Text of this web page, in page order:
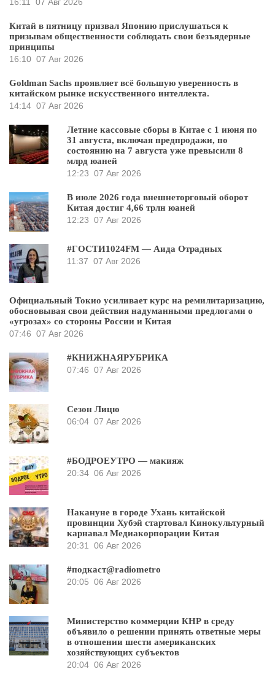
16:11 07 Авг 2026
Китай в пятницу призвал Японию прислушаться к
призывам общественности соблюдать свои безъядерные
принципы
16:10 07 Авг 2026
Goldman Sachs проявляет всё большую уверенность в
китайском рынке искусственного интеллекта.
14:14 07 Авг 2026
Летние кассовые сборы в Китае с 1 июня по
31 августа, включая предпродажи, по
состоянию на 7 августа уже превысили 8
млрд юаней
12:23 07 Авг 2026
В июле 2026 года внешнеторговый оборот
Китая достиг 4,66 трлн юаней
12:23 07 Авг 2026
#ГОСТИ1024FM — Аида Отрадных
11:37 07 Авг 2026
Официальный Токио усиливает курс на ремилитаризацию,
обосновывая свои действия надуманными предлогами о
«угрозах» со стороны России и Китая
07:46 07 Авг 2026
#КНИЖНАЯРУБРИКА
07:46 07 Авг 2026
Сезон Лицю
06:04 07 Авг 2026
#БОДРОЕУТРО — макияж
20:34 06 Авг 2026
Накануне в городе Ухань китайской
провинции Хубэй стартовал Кинокультурный
карнавал Медиакорпорации Китая
20:31 06 Авг 2026
#подкаст@radiometro
20:05 06 Авг 2026
Министерство коммерции КНР в среду
объявило о решении принять ответные меры
в отношении шести американских
хозяйствующих субъектов
20:04 06 Авг 2026